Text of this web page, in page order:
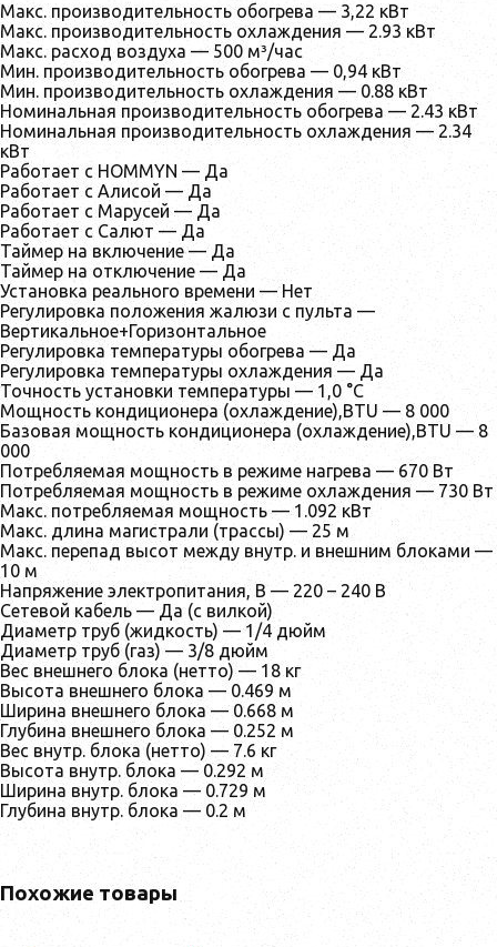
Макс. производительность обогрева — 3,22 кВт
Макс. производительность охлаждения — 2.93 кВт
Макс. расход воздуха — 500 м³/час
Мин. производительность обогрева — 0,94 кВт
Мин. производительность охлаждения — 0.88 кВт
Номинальная производительность обогрева — 2.43 кВт
Номинальная производительность охлаждения — 2.34
кВт
Работает с HOMMYN — Да
Работает с Алисой — Да
Работает с Марусей — Да
Работает с Салют — Да
Таймер на включение — Да
Таймер на отключение — Да
Установка реального времени — Нет
Регулировка положения жалюзи с пульта —
Вертикальное+Горизонтальное
Регулировка температуры обогрева — Да
Регулировка температуры охлаждения — Да
Точность установки температуры — 1,0 °С
Мощность кондиционера (охлаждение),BTU — 8 000
Базовая мощность кондиционера (охлаждение),BTU — 8
000
Потребляемая мощность в режиме нагрева — 670 Вт
Потребляемая мощность в режиме охлаждения — 730 Вт
Макс. потребляемая мощность — 1.092 кВт
Макс. длина магистрали (трассы) — 25 м
Макс. перепад высот между внутр. и внешним блоками —
10 м
Напряжение электропитания, В — 220 – 240 В
Сетевой кабель — Да (с вилкой)
Диаметр труб (жидкость) — 1/4 дюйм
Диаметр труб (газ) — 3/8 дюйм
Вес внешнего блока (нетто) — 18 кг
Высота внешнего блока — 0.469 м
Ширина внешнего блока — 0.668 м
Глубина внешнего блока — 0.252 м
Вес внутр. блока (нетто) — 7.6 кг
Высота внутр. блока — 0.292 м
Ширина внутр. блока — 0.729 м
Глубина внутр. блока — 0.2 м
Похожие товары